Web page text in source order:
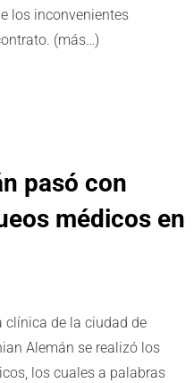
los inconvenientes
(más…)
pasó con
médicos en
clínica de la ciudad de
Alemán se realizó los
los cuales a palabras